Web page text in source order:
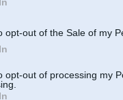
opt-out of the Sale of my
opt-out of processing my